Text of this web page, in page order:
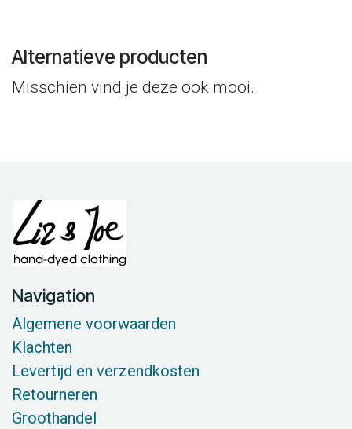
Alternatieve producten
Misschien vind je deze ook mooi.
Navigation
Algemene voorwaarden
Klachten
Levertijd en verzendkosten
Retourneren
Groothandel